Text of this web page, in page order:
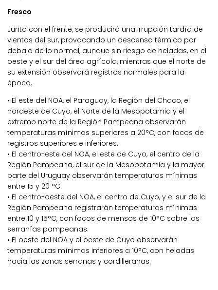
Fresco
Junto con el frente, se producirá una irrupción tardía de
vientos del sur, provocando un descenso térmico por
debajo de lo normal, aunque sin riesgo de heladas, en el
oeste y el sur del área agrícola, mientras que el norte de
su extensión observará registros normales para la
época.
• El este del NOA, el Paraguay, la Región del Chaco, el
nordeste de Cuyo, el Norte de la Mesopotamia y el
extremo norte de la Región Pampeana observarán
temperaturas mínimas superiores a 20°C, con focos de
registros superiores e inferiores.
• El centro-este del NOA, el este de Cuyo, el centro de la
Región Pampeana, el sur de la Mesopotamia y la mayor
parte del Uruguay observarán temperaturas mínimas
entre 15 y 20 °C.
• El centro-oeste del NOA, el centro de Cuyo, y el sur de la
Región Pampeana registrarán temperaturas mínimas
entre 10 y 15°C, con focos de mensos de 10°C sobre las
serranías pampeanas.
• El oeste del NOA y el oeste de Cuyo observarán
temperaturas mínimas inferiores a 10°C, con heladas
hacia las zonas serranas y cordilleranas.